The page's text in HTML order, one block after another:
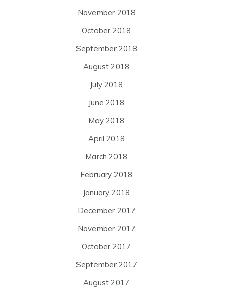
November 2018
October 2018
September 2018
August 2018
July 2018
June 2018
May 2018
April 2018
March 2018
February 2018
January 2018
December 2017
November 2017
October 2017
September 2017
August 2017